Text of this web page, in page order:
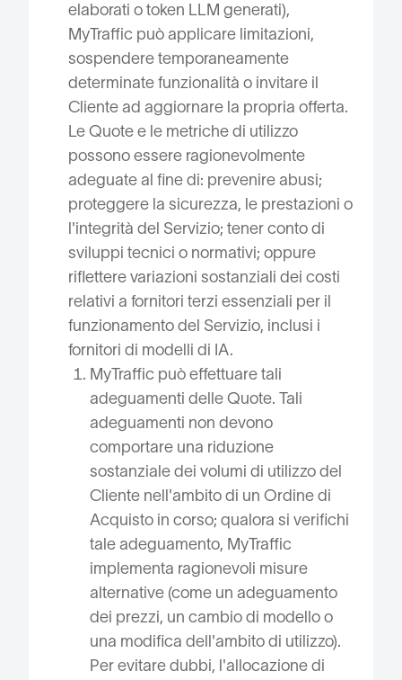
elaborati o token LLM generati),
MyTraffic può applicare limitazioni,
sospendere temporaneamente
determinate funzionalità o invitare il
Cliente ad aggiornare la propria offerta.
Le Quote e le metriche di utilizzo
possono essere ragionevolmente
adeguate al fine di: prevenire abusi;
proteggere la sicurezza, le prestazioni o
l'integrità del Servizio; tener conto di
sviluppi tecnici o normativi; oppure
riflettere variazioni sostanziali dei costi
relativi a fornitori terzi essenziali per il
funzionamento del Servizio, inclusi i
fornitori di modelli di IA.
MyTraffic può effettuare tali
adeguamenti delle Quote. Tali
adeguamenti non devono
comportare una riduzione
sostanziale dei volumi di utilizzo del
Cliente nell'ambito di un Ordine di
Acquisto in corso; qualora si verifichi
tale adeguamento, MyTraffic
implementa ragionevoli misure
alternative (come un adeguamento
dei prezzi, un cambio di modello o
una modifica dell'ambito di utilizzo).
Per evitare dubbi, l'allocazione di